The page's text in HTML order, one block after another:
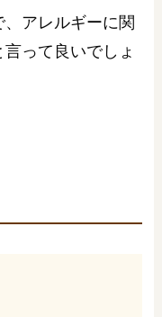
アレルギーに関
って良いでしょ